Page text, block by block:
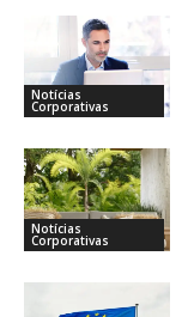
Notícias
Corporativas
Notícias
Corporativas